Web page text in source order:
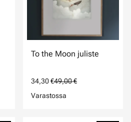
To the Moon juliste
34,30 €49,00 €
Varastossa